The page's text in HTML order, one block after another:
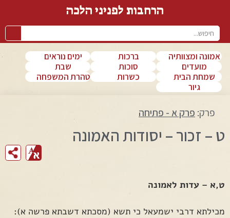
הרחבות לפניני הלכה
אמונה ומצוותיה ברכות
ימים נוראים
מועדים
סוכות
שבת
שמחת הבית
כשרות
טהרת המשפחה
גיור
פרק: פרק א - פתיחה
ט – זכור – יסודות האמונה
ט,א – עדות לאמונה
מכילתא דרבי ישמעאל כי תשא (מסכתא דשבתא פרשה א):